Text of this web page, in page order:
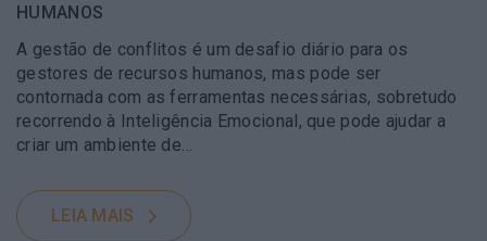
HUMANOS
A gestão de conflitos é um desafio diário para os
gestores de recursos humanos, mas pode ser
contornada com as ferramentas necessárias, sobretudo
recorrendo à Inteligência Emocional, que pode ajudar a
criar um ambiente de…
LEIA MAIS